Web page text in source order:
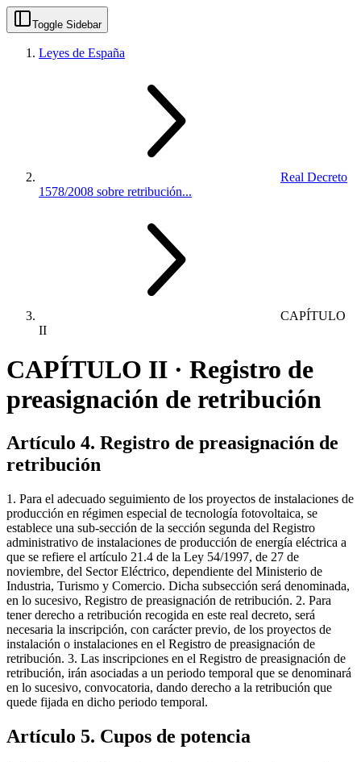
Toggle Sidebar
Leyes de España
Real Decreto
1578/2008 sobre retribución...
CAPÍTULO
II
CAPÍTULO II · Registro de
preasignación de retribución
Artículo 4. Registro de preasignación de
retribución
1. Para el adecuado seguimiento de los proyectos de instalaciones de
producción en régimen especial de tecnología fotovoltaica, se
establece una sub-sección de la sección segunda del Registro
administrativo de instalaciones de producción de energía eléctrica a
que se refiere el artículo 21.4 de la Ley 54/1997, de 27 de
noviembre, del Sector Eléctrico, dependiente del Ministerio de
Industria, Turismo y Comercio. Dicha subsección será denominada,
en lo sucesivo, Registro de preasignación de retribución. 2. Para
tener derecho a retribución recogida en este real decreto, será
necesaria la inscripción, con carácter previo, de los proyectos de
instalación o instalaciones en el Registro de preasignación de
retribución. 3. Las inscripciones en el Registro de preasignación de
retribución, irán asociadas a un periodo temporal que se denominará
en lo sucesivo, convocatoria, dando derecho a la retribución que
quede fijada en dicho periodo temporal.
Artículo 5. Cupos de potencia